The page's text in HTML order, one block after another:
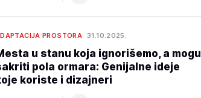
PROSTORA 31.10.2025.
u stanu koja ignorišemo, a mogu
pola ormara: Genijalne ideje
koriste i dizajneri